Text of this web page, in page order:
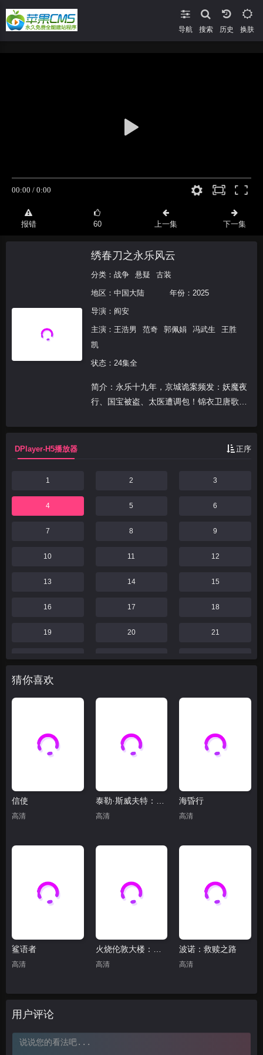
导航 搜索 换肤
报错 60 上一集 下一集
绣春刀之永乐风云
分类： 战争 悬疑 古装
地区： 中国大陆 年份： 2025
导演： 阎安
主演： 王浩男 范奇 郭佩娟 冯武生
王胜
凯
状态：24集全
简介：永乐十九年，京城诡案频发：妖魔夜
行、国宝被盗、太医遭调包！锦衣卫唐歌
颠覆皇权的惊天阴谋。姐妹双姝暗战、真假
身份倒错、东岳庙终极对决——看锦衣卫如
DPlayer-H5播放器 正序
1 2 3
4 5 6
7 8 9
10 11 12
13 14 15
16 17 18
19 20 21
22 23 24
猜你喜欢
信使
高清
泰勒·斯威夫特：歌舞女郎的官方发布会(抢先版)
高清
海昏行
高清
鲨语者
高清 高清
波诺：救赎之路
高清
用户评论